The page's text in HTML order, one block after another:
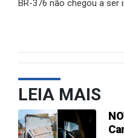
BR-376 não chegou a ser
LEIA MAIS